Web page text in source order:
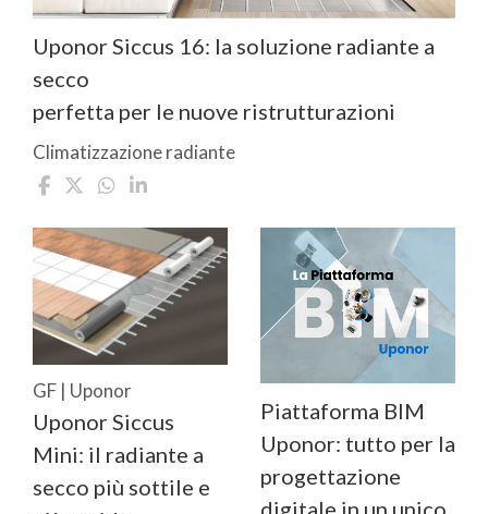
Uponor Siccus 16: la soluzione radiante a
secco
perfetta per le nuove ristrutturazioni
Climatizzazione radiante
GF | Uponor
Uponor Siccus
Mini: il radiante a
secco più sottile e
Piattaforma BIM
Uponor: tutto per la
progettazione